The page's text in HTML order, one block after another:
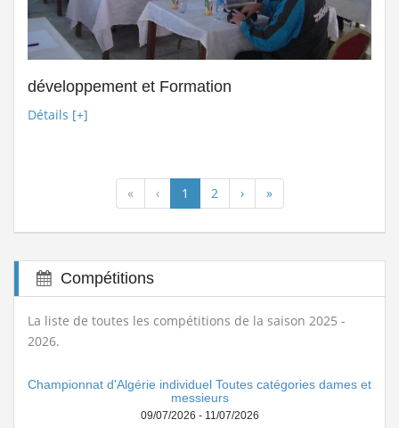
développement et Formation
Détails [+]
« ‹ 1 2 › »
Compétitions
La liste de toutes les compétitions de la saison 2025 -
2026.
Championnat d'Algérie individuel Toutes catégories dames et
messieurs
09/07/2026 - 11/07/2026